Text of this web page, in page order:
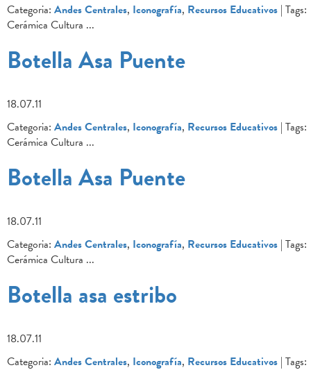
Categoria: Andes Centrales, Iconografía, Recursos Educativos | Tags:
Cerámica Cultura ...
Botella Asa Puente
18.07.11
Categoria: Andes Centrales, Iconografía, Recursos Educativos | Tags:
Cerámica Cultura ...
Botella Asa Puente
18.07.11
Categoria: Andes Centrales, Iconografía, Recursos Educativos | Tags:
Cerámica Cultura ...
Botella asa estribo
18.07.11
Categoria: Andes Centrales, Iconografía, Recursos Educativos | Tags: